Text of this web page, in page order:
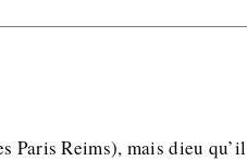
Paris Reims), mais dieu qu’il